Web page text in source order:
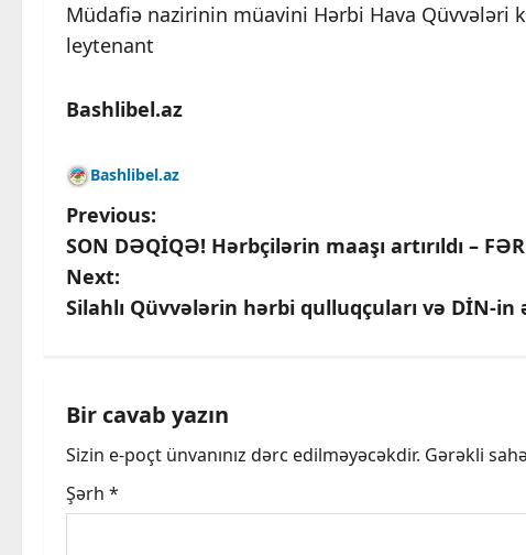
Müdafiə nazirinin müavini Hərbi Hava Qüvvələri
leytenant
Bashlibel.az
Bashlibel.az
P
o
s
n
a
v
Previous:
SON DƏQİQƏ! Hərbçilərin maaşı artırıldı –
Next:
Silahlı Qüvvələrin hərbi qulluqçuları və DİN-
Bir cavab yazın
Sizin e-poçt ünvanınız dərc edilməyəcəkdir. Gərəkli
Şərh *